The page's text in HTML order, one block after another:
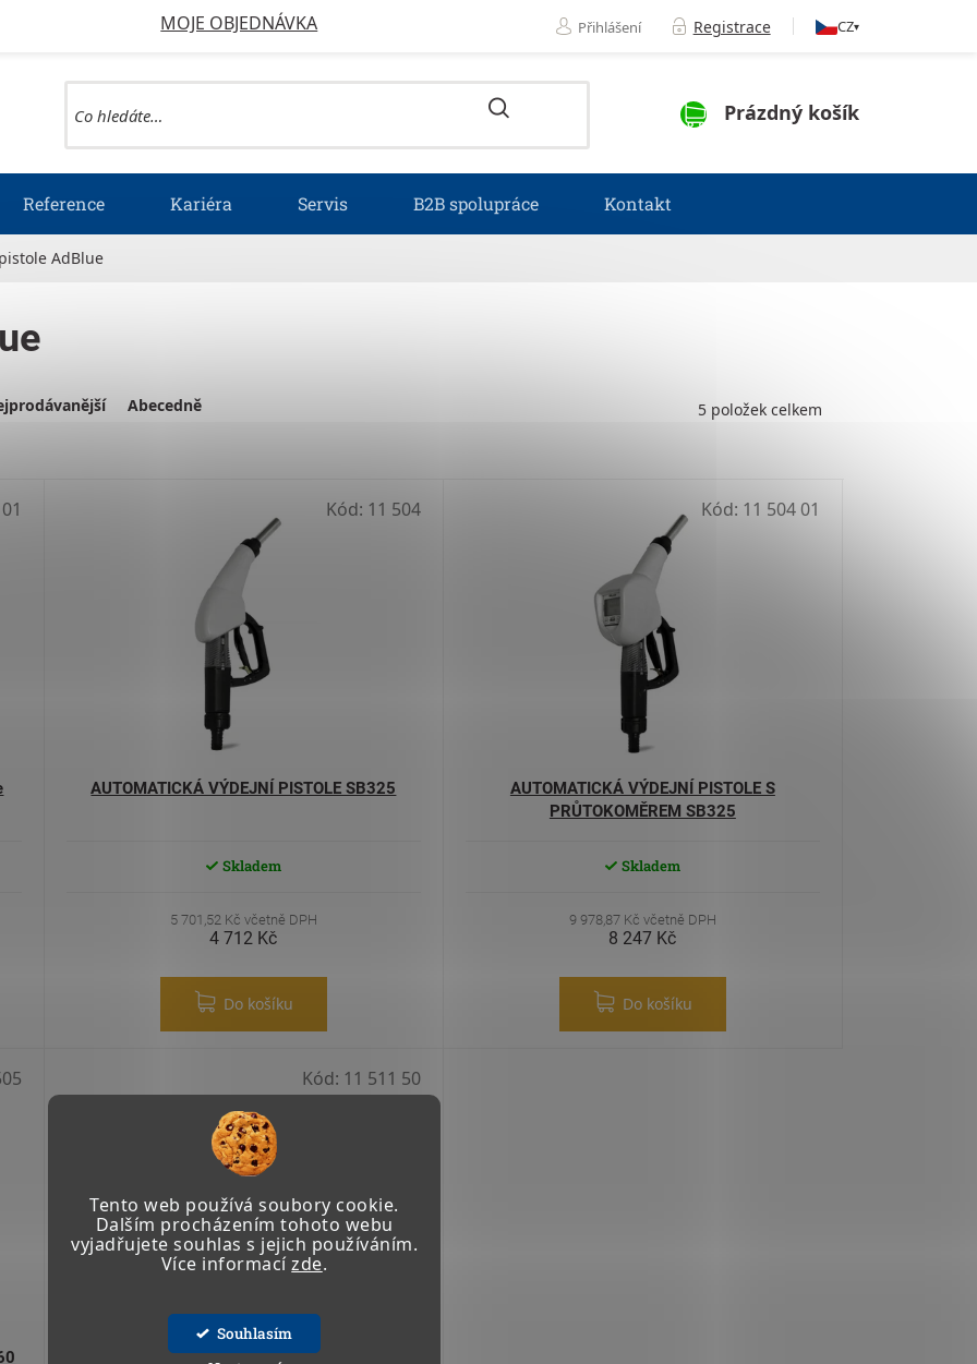
Tento web používá soubory cookie.
Dalším procházením tohoto webu
vyjadřujete souhlas s jejich používáním.
Více informacízde.
Souhlasím
MOJE OBJEDNÁVKA Přihlášení Registrace CZ▾
NÁKUPNÍ KOŠÍK
Prázdný košík
Reference Kariéra Servis B2B spolupráce Kontakt
AdBlue
Abecedně 5 položek celkem
AUTOMATICKÁ VÝDEJNÍ PISTOLE SB325
Skladem
5 701,52 Kč včetně DPH
4 712 Kč
Do košíku
Kód: 11 504
AUTOMATICKÁ VÝDEJNÍ PISTOLE S
PRŮTOKOMĚREM SB325
Skladem
9 978,87 Kč včetně DPH
8 247 Kč
Do košíku
Kód: 11 504 01
AUTOMATICKÁ VÝDEJNÍ PISTOLE A60 AdBlue
Kód: 11 511 50